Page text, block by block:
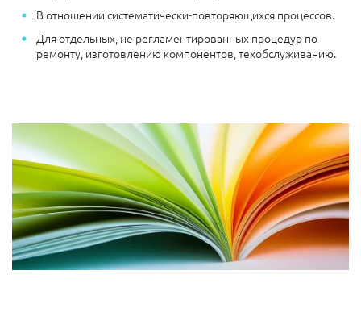
В отношении систематически-повторяющихся процессов.
Для отдельных, не регламентированных процедур по
ремонту, изготовлению компонентов, техобслуживанию.